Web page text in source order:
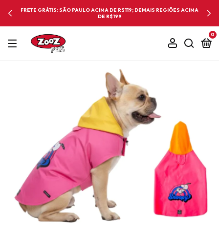
FRETE GRÁTIS: SÃO PAULO ACIMA DE R$119; DEMAIS REGIÕES ACIMA
DE R$199
0